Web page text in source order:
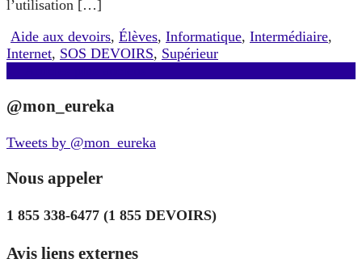
l’utilisation […]
Aide aux devoirs, Élèves, Informatique, Intermédiaire,
Internet, SOS DEVOIRS, Supérieur
Navigation
des
@mon_eureka
Tweets by @mon_eureka
Nous appeler
1 855 338-6477 (1 855 DEVOIRS)
Avis liens externes